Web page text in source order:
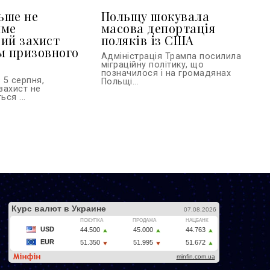
не
захист
призовного
серпня,
не
...
Польщу шокувала
масова депортація
поляків із США
Адміністрація Трампа посилила
міграційну політику, що
позначилося і на громадянах
Польщі...